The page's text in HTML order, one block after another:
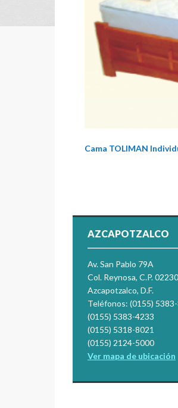
Cama TOLIMAN
AZCAPOTZALCO
Av. San Pablo 79A
Col. Reynosa, C.P. 02230
Azcapotzalco, D.F.
Teléfonos: (0155)
(0155) 5383-4233
(0155) 5318-8021
(0155) 2124-5000
Ver mapa de ubicación